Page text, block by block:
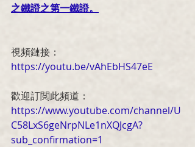
之鐵證之第一鐵證。
視頻鏈接：
https://youtu.be/vAhEbHS47eE
歡迎訂閲此頻道：
https://www.youtube.com/channel/U
C58LxS6geNrpNLe1nXQJcgA?
sub_confirmation=1